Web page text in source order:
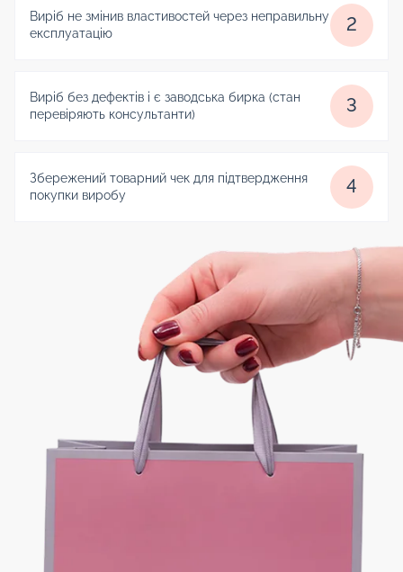
Виріб не змінив властивостей через неправильну
експлуатацію
2
Виріб без дефектів і є заводська бирка (стан
перевіряють консультанти)
3
Збережений товарний чек для підтвердження
покупки виробу
4